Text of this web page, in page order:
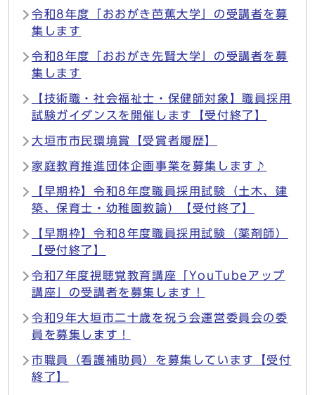
令和8年度「おおがき芭蕉大学」の受講者を募
集します
令和8年度「おおがき先賢大学」の受講者を募
集します
【技術職・社会福祉士・保健師対象】職員採用
試験ガイダンスを開催します【受付終了】
大垣市市民環境賞【受賞者履歴】
家庭教育推進団体企画事業を募集します♪
【早期枠】令和8年度職員採用試験（土木、建
築、保育士・幼稚園教諭）【受付終了】
【早期枠】令和8年度職員採用試験（薬剤師）
【受付終了】
令和7年度視聴覚教育講座「YouTubeアップ
講座」の受講者を募集します！
令和9年大垣市二十歳を祝う会運営委員会の委
員を募集します！
市職員（看護補助員）を募集しています【受付
終了】